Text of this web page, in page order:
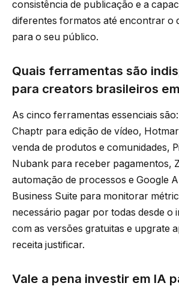
consistência de publicação e a
diferentes formatos até encontrar o
para o seu público.
Quais ferramentas são
para creators brasileiros
As cinco ferramentas essenciais
Chaptr para edição de vídeo,
venda de produtos e comunidades,
Nubank para receber pagamentos,
automação de processos e Google
Business Suite para monitorar
necessário pagar por todas desde o
com as versões gratuitas e upgrate
receita justificar.
Vale a pena investir em IA